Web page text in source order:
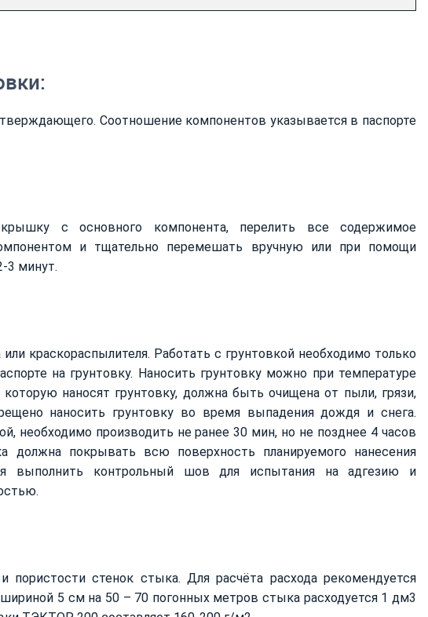
Соотношение компонентов указывается в паспорте
с основного компонента, перелить все содержимое
и тщательно перемешать вручную или при помощи
3 минут.
краскораспылителя. Работать с грунтовкой необходимо только
на грунтовку. Наносить грунтовку можно при температуре
наносят грунтовку, должна быть очищена от пыли, грязи,
наносить грунтовку во время выпадения дождя и снега.
необходимо производить не ранее 30 мин, но не позднее 4 часов
должна покрывать всю поверхность планируемого нанесения
выполнить контрольный шов для испытания на адгезию и
пористости стенок стыка. Для расчёта расхода рекомендуется
5 см на 50 – 70 погонных метров стыка расходуется 1 дм3